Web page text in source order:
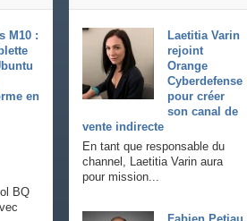
Laetitia Varin
rejoint
Orange
Cyberdefense
pour créer
son canal de
vente indirecte
En tant que responsable du
channel, Laetitia Varin aura
pour mission...
M10 :
en
BQ